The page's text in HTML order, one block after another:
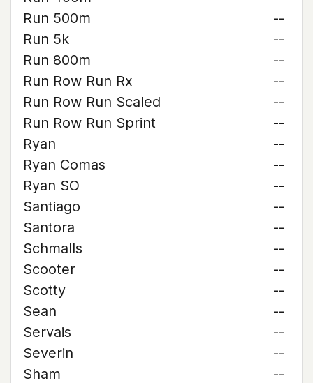
Run 500m
--
Run 5k
--
Run 800m
--
Run Row Run Rx
--
Run Row Run Scaled
--
Run Row Run Sprint
--
Ryan
--
Ryan Comas
--
Ryan SO
--
Santiago
--
Santora
--
Schmalls
--
Scooter
--
Scotty
--
Sean
--
Servais
--
Severin
--
Sham
--